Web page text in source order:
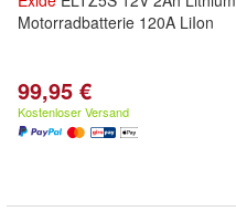
Motorradbatterie 120A LiIon
99,95 €
Kostenloser Versand